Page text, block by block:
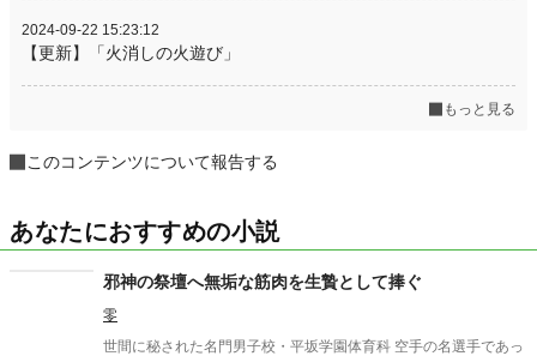
2024-09-22 15:23:12
【更新】「火消しの火遊び」
もっと見る
このコンテンツについて報告する
あなたにおすすめの小説
邪神の祭壇へ無垢な筋肉を生贄として捧ぐ
零
世間に秘された名門男子校・平坂学園体育科 空手の名選手であっ